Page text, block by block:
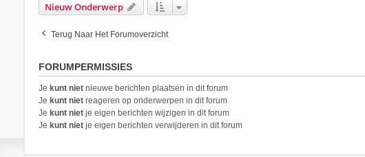
Nieuw Onderwerp
Terug Naar Het Forumoverzicht
FORUMPERMISSIES
Je kunt nietnieuwe berichten plaatsen in dit forum
Je kunt nietreageren op onderwerpen in dit forum
Je kunt nietje eigen berichten wijzigen in dit forum
Je kunt nietje eigen berichten verwijderen in dit forum